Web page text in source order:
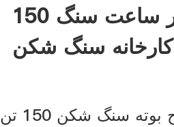
150 تن در ساعت سنگ
کارخانه سنگ شکن
طرح بوته سنگ شکن 150 تن